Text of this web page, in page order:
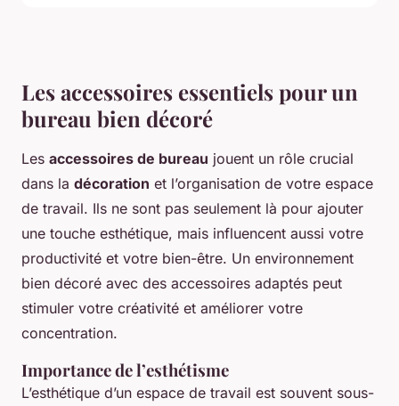
Les accessoires essentiels pour un
bureau bien décoré
Les accessoires de bureau jouent un rôle crucial
dans la décoration et l’organisation de votre espace
de travail. Ils ne sont pas seulement là pour ajouter
une touche esthétique, mais influencent aussi votre
productivité et votre bien-être. Un environnement
bien décoré avec des accessoires adaptés peut
stimuler votre créativité et améliorer votre
concentration.
Importance de l’esthétisme
L’esthétique d’un espace de travail est souvent sous-